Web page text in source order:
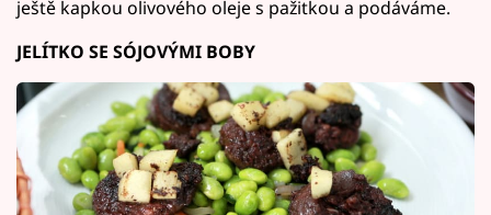
ještě kapkou olivového oleje s pažitkou a podáváme.
JELÍTKO SE SÓJOVÝMI BOBY